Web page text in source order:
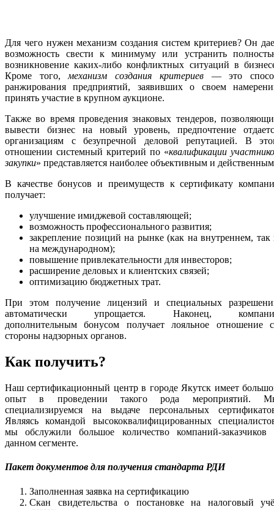
Для чего нужен механизм создания систем критериев? Он
возможность свести к минимуму или устранить
возникновение каких-либо конфликтных ситуаций в
Кроме того,механизм создания критериев— это
ранжирования предприятий, заявивших о своем
принять участие в крупном аукционе.
Также во время проведения знаковых тендеров,
вывести бизнес на новый уровень, предпочтение
организациям с безупречной деловой репутацией. В
отношении системный критерий по «квалификации
закупки» представляется наиболее объективным и
В качестве бонусов и преимуществ к сертификату
получает:
улучшение имиджевой составляющей;
возможность профессионального развития;
закрепление позиций на рынке (как на внутреннем, так
на международном);
повышение привлекательности для инвесторов;
расширение деловых и клиентских связей;
оптимизацию бюджетных трат.
При этом получение лицензий и специальных
автоматически упрощается. Наконец,
дополнительным бонусом получает лояльное отношение
стороны надзорных органов.
Как получить?
Наш сертификационный центр в городе Якутск имеет
опыт в проведении такого рода мероприятий.
специализируемся на выдаче персональных
Являясь командой высококвалифицированных
мы обслужили большое количество компаний-заказчиков
данном сегменте.
Пакет документов для получения стандарта РДИ
Заполненная заявка на сертификацию
Скан свидетельства о постановке на налоговый